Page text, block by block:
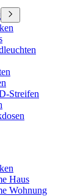
Streifen
Haus
Wohnung